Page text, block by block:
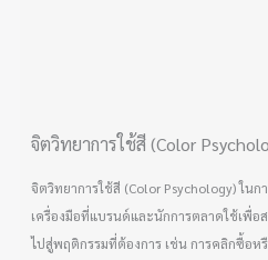
จิตวิทยาการใช้สี (Color
จิตวิทยาการใช้สี (Color Psychology) ใน
เครื่องมือที่แบรนด์และนักการตลาดใช้เพื่อ
ไปสู่พฤติกรรมที่ต้องการ เช่น การคลิกซื้อ